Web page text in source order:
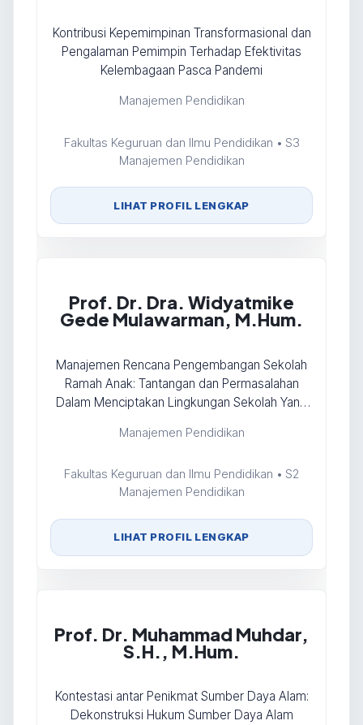
Kontribusi Kepemimpinan Transformasional dan
Pengalaman Pemimpin Terhadap Efektivitas
Kelembagaan Pasca Pandemi
Manajemen Pendidikan
Fakultas Keguruan dan Ilmu Pendidikan • S3
Manajemen Pendidikan
LIHAT PROFIL LENGKAP
Prof. Dr. Dra. Widyatmike
Gede Mulawarman, M.Hum.
Manajemen Rencana Pengembangan Sekolah
Ramah Anak: Tantangan dan Permasalahan
Dalam Menciptakan Lingkungan Sekolah Yang
Manajemen Pendidikan
Fakultas Keguruan dan Ilmu Pendidikan • S2
Manajemen Pendidikan
LIHAT PROFIL LENGKAP
Prof. Dr. Muhammad Muhdar,
S.H., M.Hum.
Kontestasi antar Penikmat Sumber Daya Alam:
Dekonstruksi Hukum Sumber Daya Alam